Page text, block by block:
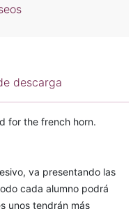
descarga
for the french horn.
va presentando las
cada alumno podrá
unos tendrán más